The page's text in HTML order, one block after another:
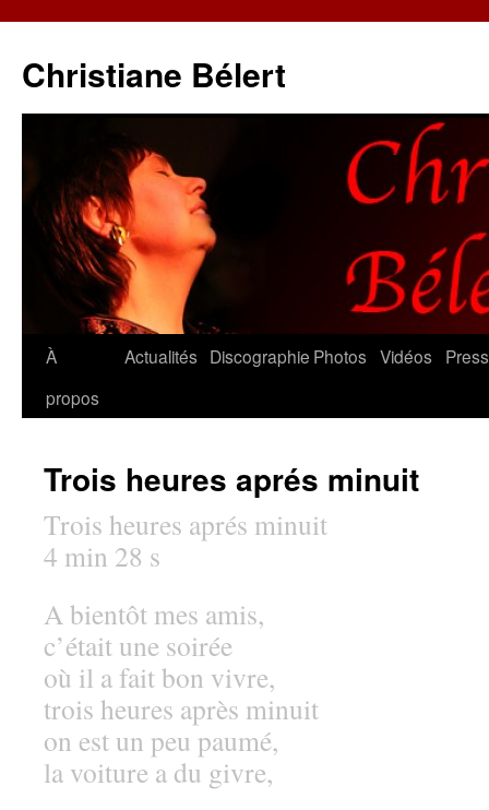
Christiane Bélert
Aller
À
propos
Actualités Discographie Photos Vidéos
Trois heures aprés minuit
Trois heures aprés minuit
4 min 28 s
A bientôt mes amis,
c’était une soirée
où il a fait bon vivre,
trois heures après minuit
on est un peu paumé,
la voiture a du givre,